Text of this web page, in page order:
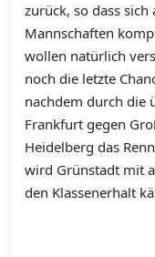
zurück, so dass sich
Mannschaften
wollen natürlich
noch die letzte
nachdem durch die
Frankfurt gegen
Heidelberg das
wird Grünstadt mit
den Klassenerhalt